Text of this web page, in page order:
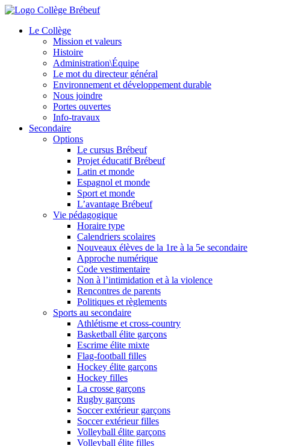
Le Collège
Mission et valeurs
Histoire
Administration\Équipe
Le mot du directeur général
Environnement et développement durable
Nous joindre
Portes ouvertes
Info-travaux
Secondaire
Options
Le cursus Brébeuf
Projet éducatif Brébeuf
Latin et monde
Espagnol et monde
Sport et monde
L’avantage Brébeuf
Vie pédagogique
Horaire type
Calendriers scolaires
Nouveaux élèves de la 1re à la 5e secondaire
Approche numérique
Code vestimentaire
Non à l’intimidation et à la violence
Rencontres de parents
Politiques et règlements
Sports au secondaire
Athlétisme et cross-country
Basketball élite garçons
Escrime élite mixte
Flag-football filles
Hockey élite garçons
Hockey filles
La crosse garçons
Rugby garçons
Soccer extérieur garçons
Soccer extérieur filles
Volleyball élite garçons
Volleyball élite filles